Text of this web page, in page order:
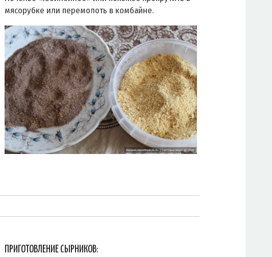
мясорубке или перемолоть в комбайне.
ПРИГОТОВЛЕНИЕ СЫРНИКОВ: